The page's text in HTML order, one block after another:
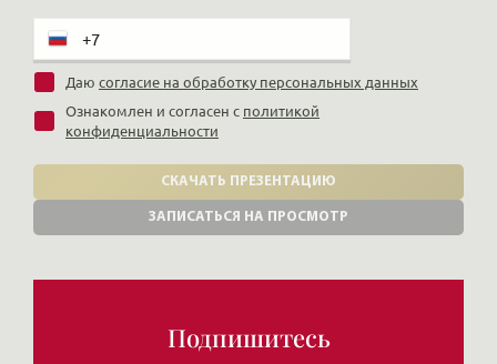
Даю согласие на обработку персональных данных
Ознакомлен и согласен с политикой
конфиденциальности
СКАЧАТЬ ПРЕЗЕНТАЦИЮ
ЗАПИСАТЬСЯ НА ПРОСМОТР
Подпишитесь